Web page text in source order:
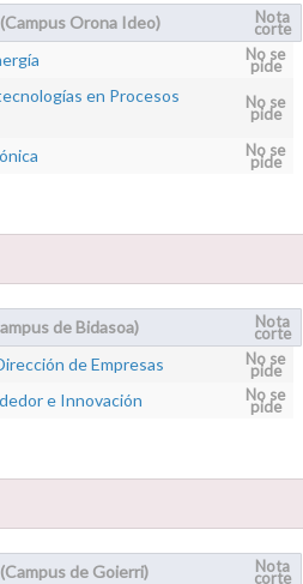
Orona Ideo) Nota
corte
No se
pide
en Procesos
No se
pide
No se
pide
de Bidasoa) Nota
corte
de Empresas No se
pide
e Innovación No se
pide
de Goierri) Nota
corte